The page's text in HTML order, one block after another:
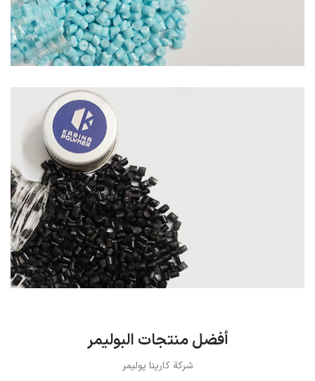
أفضل منتجات البوليمر
شركة كارينا پولیمر